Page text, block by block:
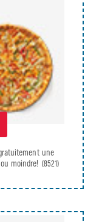
une
moindre! (8521)